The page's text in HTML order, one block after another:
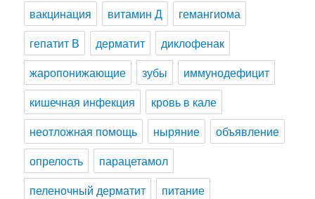
вакцинация
витамин Д
гемангиома
гепатит В
дерматит
диклофенак
жаропонижающие
зубы
иммунодефицит
кишечная инфекция
кровь в кале
неотложная помощь
ныряние
объявление
опрелость
парацетамол
пеленочный дерматит
питание